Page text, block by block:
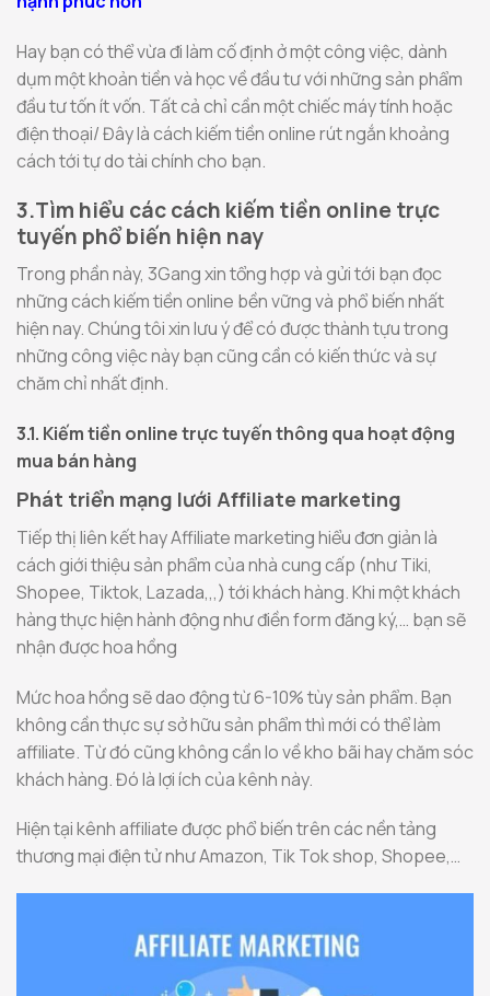
Hay bạn có thể vừa đi làm cố định ở một công việc, dành
dụm một khoản tiền và học về đầu tư với những sản phẩm
đầu tư tốn ít vốn. Tất cả chỉ cần một chiếc máy tính hoặc
điện thoại/ Đây là cách kiếm tiền online rút ngắn khoảng
cách tới tự do tài chính cho bạn.
3.Tìm hiểu các cách kiếm tiền online trực
tuyến phổ biến hiện nay
Trong phần này, 3Gang xin tổng hợp và gửi tới bạn đọc
những cách kiếm tiền online bền vững và phổ biến nhất
hiện nay. Chúng tôi xin lưu ý để có được thành tựu trong
những công việc này bạn cũng cần có kiến thức và sự
chăm chỉ nhất định.
3.1. Kiếm tiền online trực tuyến thông qua hoạt động
mua bán hàng
Phát triển mạng lưới Affiliate marketing
Tiếp thị liên kết hay Affiliate marketing hiểu đơn giản là
cách giới thiệu sản phẩm của nhà cung cấp (như Tiki,
Shopee, Tiktok, Lazada,,,) tới khách hàng. Khi một khách
hàng thực hiện hành động như điền form đăng ký,… bạn sẽ
nhận được hoa hồng
Mức hoa hồng sẽ dao động từ 6-10% tùy sản phẩm. Bạn
không cần thực sự sở hữu sản phẩm thì mới có thể làm
affiliate. Từ đó cũng không cần lo về kho bãi hay chăm sóc
khách hàng. Đó là lợi ích của kênh này.
Hiện tại kênh affiliate được phổ biến trên các nền tảng
thương mại điện tử như Amazon, Tik Tok shop, Shopee,…